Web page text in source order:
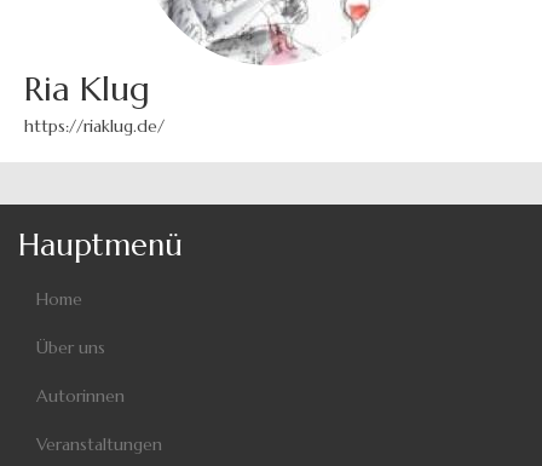
Ria Klug
https://riaklug.de/
Hauptmenü
Home
Über uns
Autorinnen
Veranstaltungen